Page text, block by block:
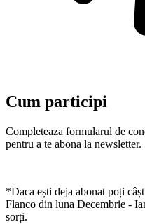
Cum participi
Completeaza formularul de
pentru a te abona la newsletter.
*Daca ești deja abonat poți
Flanco din luna Decembrie -
sorți.